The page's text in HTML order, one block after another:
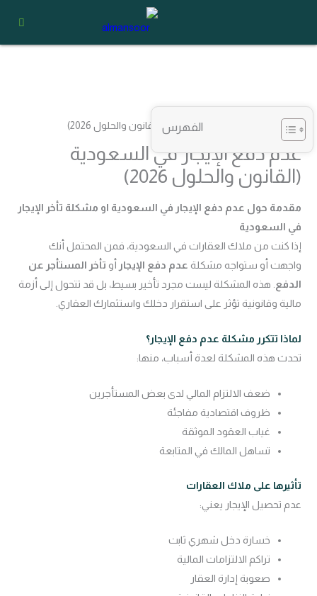
المحتوى
عدم دفع الإيجار في السعودية
(القانون والحلول 2026)
الفهرس
مقدمة حول عدم دفع الإيجار في السعودية او مشكلة تأخر الإيجار
في السعودية
إذا كنت من ملاك العقارات في السعودية، فمن المحتمل أنك
واجهت أو ستواجه مشكلة عدم دفع الإيجار أو تأخر المستأجر عن
الدفع . هذه المشكلة ليست مجرد تأخير بسيط، بل قد تتحول إلى أزمة
مالية وقانونية تؤثر على استقرار دخلك واستثمارك العقاري.
لماذا تتكرر مشكلة عدم دفع الإيجار؟
تحدث هذه المشكلة لعدة أسباب، منها:
ضعف الالتزام المالي لدى بعض المستأجرين
ظروف اقتصادية مفاجئة
غياب العقود الموثقة
تساهل المالك في المتابعة
تأثيرها على ملاك العقارات
عدم تحصيل الإيجار يعني:
خسارة دخل شهري ثابت
تراكم الالتزامات المالية
صعوبة إدارة العقار